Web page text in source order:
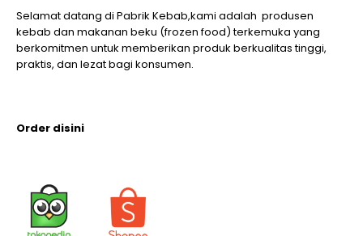
Selamat datang di Pabrik Kebab,kami adalah produsen
kebab dan makanan beku (frozen food) terkemuka yang
berkomitmen untuk memberikan produk berkualitas tinggi,
praktis, dan lezat bagi konsumen.
Order disini